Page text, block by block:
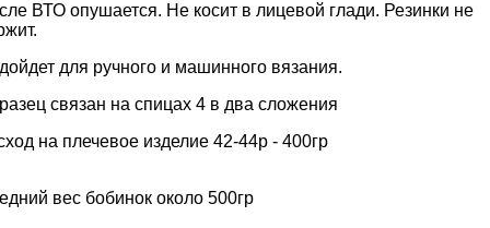
ВТО опушается. Не косит в лицевой глади. Резинки не
для ручного и машинного вязания.
связан на спицах 4 в два сложения
на плечевое изделие 42-44р - 400гр
вес бобинок около 500гр